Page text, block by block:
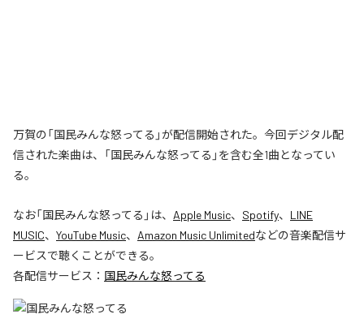
万賀の「国民みんな怒ってる」が配信開始された。今回デジタル配
信された楽曲は、「国民みんな怒ってる」を含む全1曲となってい
る。
なお「国民みんな怒ってる 」は、 Apple Music、 Spotify、 LINE
MUSIC、 YouTube Music、 Amazon Music Unlimitedなどの音楽配信サ
ービスで聴くことができる。
各配信サービス： 国民みんな怒ってる